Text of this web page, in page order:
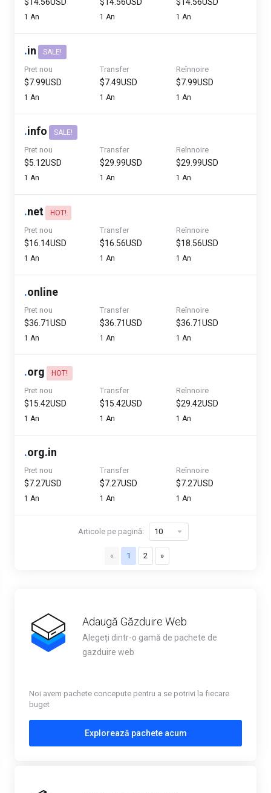
1 An 1 An 1 An
.in SALE!
Pret nou
$7.99USD
1 An
Transfer
$7.49USD
1 An
Reînnoire
$7.99USD
1 An
.info SALE!
Pret nou
$5.12USD
1 An
Transfer
$29.99USD
1 An
Reînnoire
$29.99USD
1 An
.net HOT!
Pret nou
$16.14USD
1 An
Transfer
$16.56USD
1 An
Reînnoire
$18.56USD
1 An
.online
Pret nou
$36.71USD
1 An
Transfer
$36.71USD
1 An
Reînnoire
$36.71USD
1 An
.org HOT!
Pret nou
$15.42USD
1 An
Transfer
$15.42USD
1 An
Reînnoire
$29.42USD
1 An
.org.in
Pret nou
$7.27USD
1 An
Transfer
$7.27USD
1 An
Reînnoire
$7.27USD
1 An
« 1 2 »
Articole pe pagină:
Adaugă Găzduire Web
Alegeți dintr-o gamă de pachete de
gazduire web
Noi avem pachete concepute pentru a se potrivi la fiecare
buget
Explorează pachete acum